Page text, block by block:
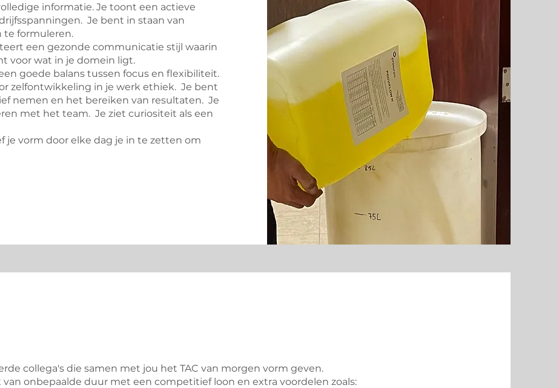
informatie. Je toont een actieve
Je bent in staan van
te formuleren.
een gezonde communicatie stijl waarin
voor wat in je domein ligt.
goede balans tussen focus en flexibiliteit.
zelfontwikkeling in je werk ethiek. Je bent
nemen en het bereiken van resultaten. Je
met het team. Je ziet curiositeit als een
je vorm door elke dag je in te zetten om
collega's die samen met jou het TAC van morgen vorm geven.
onbepaalde duur met een competitief loon en extra voordelen zoals: